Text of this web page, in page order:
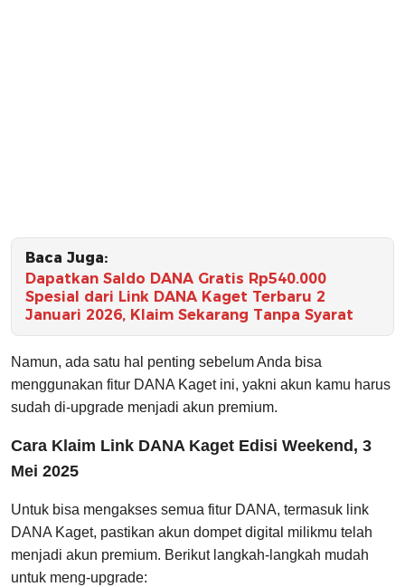
Baca Juga:
Dapatkan Saldo DANA Gratis Rp540.000
Spesial dari Link DANA Kaget Terbaru 2
Januari 2026, Klaim Sekarang Tanpa Syarat
Namun, ada satu hal penting sebelum Anda bisa
menggunakan fitur DANA Kaget ini, yakni akun kamu harus
sudah di-upgrade menjadi akun premium.
Cara Klaim Link DANA Kaget Edisi Weekend, 3
Mei 2025
Untuk bisa mengakses semua fitur DANA, termasuk link
DANA Kaget, pastikan akun dompet digital milikmu telah
menjadi akun premium. Berikut langkah-langkah mudah
untuk meng-upgrade: